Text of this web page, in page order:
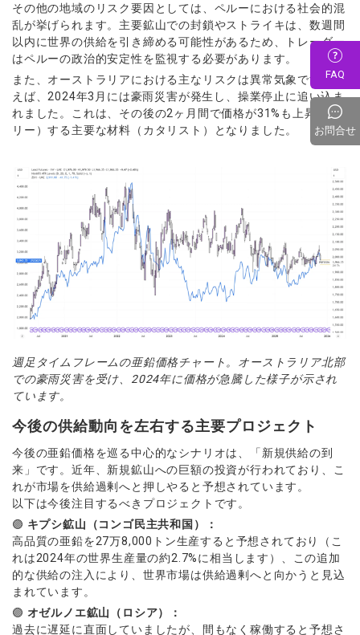
その他の地域のリスク要因としては、ペルーにおける社会的混
乱が挙げられます。主要鉱山での封鎖やストライキは、数週間
以内に世界の供給を引き締める可能性があるため、トレーダー
はペルーの政治的安定性を監視する必要があります。
また、オーストラリアにおける主なリスクは異常気象です。例
えば、2024年3月には豪雨災害が発生し、操業停止に追い込ま
れました。これは、その後の2ヶ月間で価格が31%も上昇（ラ
リー）する主要な材料（カタリスト）となりました。
週足タイムフレームの亜鉛価格チャート。オーストラリア北部
での豪雨災害を受け、2024年に価格が急騰した様子が示され
ています。
今後の供給動向を左右する主要プロジェクト
今後の亜鉛価格を巡る中心的なシナリオは、「新規供給の到
来」です。近年、新規鉱山への巨額の投資が行われており、こ
れが市場を供給過剰へと押しやると予想されています。
以下は今後注目するべきプロジェクトです。
🟣 キプシ鉱山（コンゴ民主共和国）：
高品質の亜鉛を27万8,000トン生産すると予想されており（こ
れは2024年の世界生産量の約2.7%に相当します）、この追加
的な供給の注入により、世界市場は供給過剰へと向かうと見込
まれています。
🟣 オゼルノエ鉱山（ロシア）：
過去に遅延に直面していましたが、間もなく稼働すると予想さ
FAQ
お問合せ